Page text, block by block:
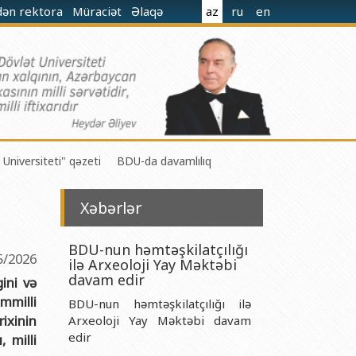
rektora Müraciət Əlaqə az ru en
adına Kataliz və Qeyri-üzvi Kimya İnstitutu
və Mexanika İnstitutu
Biologiya və Biotexnologiyalar İnstitutu
Universiteti" qəzeti BDU-da davamlılıq
2026
və
milli
Xəbərlər
BDU-nun həmtəşkilatçılığı
ilə Arxeoloji Yay Məktəbi
davam edir
BDU-nun həmtəşkilatçılığı ilə
Arxeoloji Yay Məktəbi davam
edir